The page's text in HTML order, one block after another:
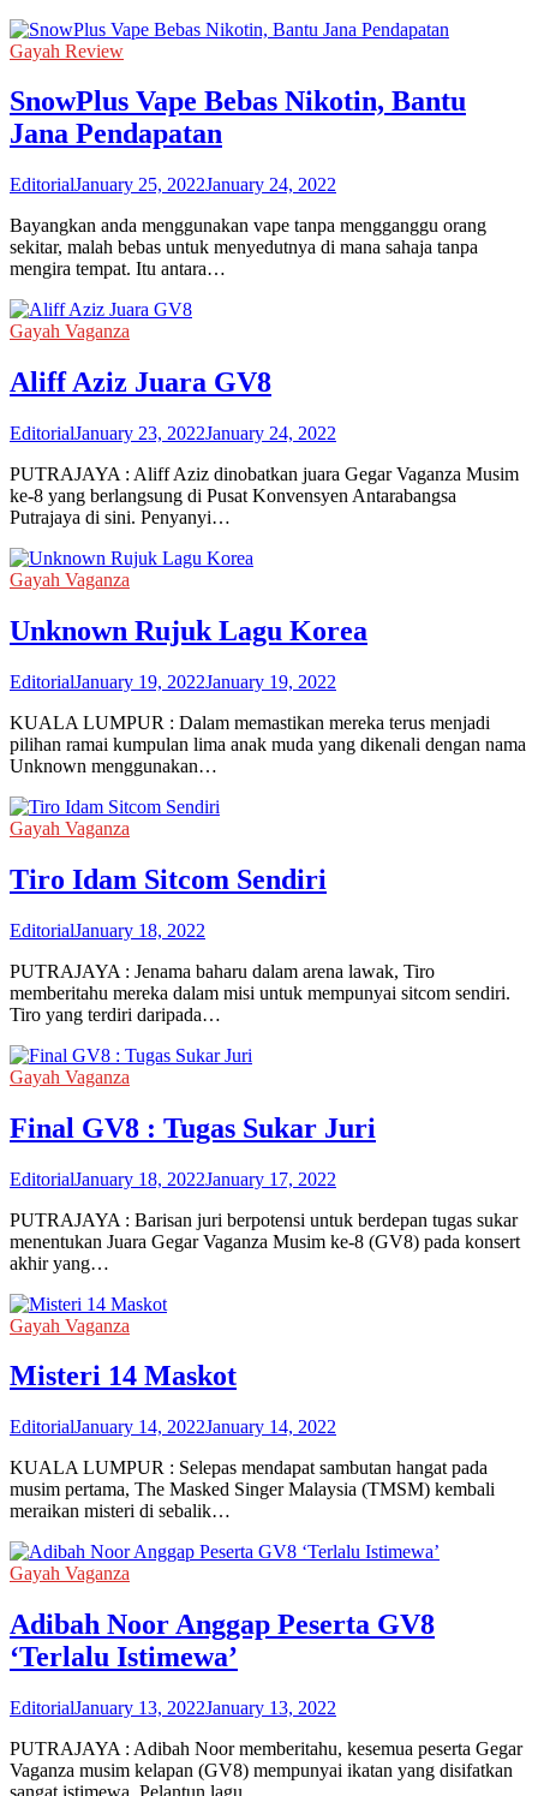
Gayah Review
SnowPlus Vape Bebas Nikotin, Bantu
Jana Pendapatan
EditorialJanuary 25, 2022January 24, 2022
Bayangkan anda menggunakan vape tanpa mengganggu orang
sekitar, malah bebas untuk menyedutnya di mana sahaja tanpa
mengira tempat. Itu antara…
Gayah Vaganza
Aliff Aziz Juara GV8
EditorialJanuary 23, 2022January 24, 2022
PUTRAJAYA : Aliff Aziz dinobatkan juara Gegar Vaganza Musim
ke-8 yang berlangsung di Pusat Konvensyen Antarabangsa
Putrajaya di sini. Penyanyi…
Gayah Vaganza
Unknown Rujuk Lagu Korea
EditorialJanuary 19, 2022January 19, 2022
KUALA LUMPUR : Dalam memastikan mereka terus menjadi
pilihan ramai kumpulan lima anak muda yang dikenali dengan nama
Unknown menggunakan…
Gayah Vaganza
Tiro Idam Sitcom Sendiri
EditorialJanuary 18, 2022
PUTRAJAYA : Jenama baharu dalam arena lawak, Tiro
memberitahu mereka dalam misi untuk mempunyai sitcom sendiri.
Tiro yang terdiri daripada…
Gayah Vaganza
Final GV8 : Tugas Sukar Juri
EditorialJanuary 18, 2022January 17, 2022
PUTRAJAYA : Barisan juri berpotensi untuk berdepan tugas sukar
menentukan Juara Gegar Vaganza Musim ke-8 (GV8) pada konsert
akhir yang…
Gayah Vaganza
Misteri 14 Maskot
EditorialJanuary 14, 2022January 14, 2022
KUALA LUMPUR : Selepas mendapat sambutan hangat pada
musim pertama, The Masked Singer Malaysia (TMSM) kembali
meraikan misteri di sebalik…
Gayah Vaganza
Adibah Noor Anggap Peserta GV8
‘Terlalu Istimewa’
EditorialJanuary 13, 2022January 13, 2022
PUTRAJAYA : Adibah Noor memberitahu, kesemua peserta Gegar
Vaganza musim kelapan (GV8) mempunyai ikatan yang disifatkan